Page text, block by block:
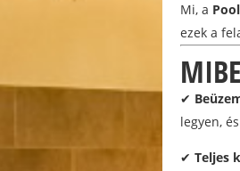
Mi, a
ezek a
✔
legyen,
✔ Teljes